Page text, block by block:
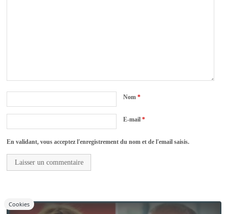
Nom*
E-mail*
En validant, vous acceptez l'enregistrement du nom et de l'email saisis.
Cookies